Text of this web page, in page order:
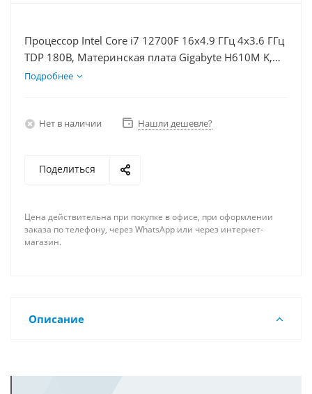
Процессор Intel Core i7 12700F 16x4.9 ГГц 4x3.6 ГГц
TDP 180В, Материнская плата Gigabyte H610M K,
Видеокарта RX 6650XT 8Гб, Память DDR4 16Gb,
Подробнее
Нет в наличии Нашли дешевле?
Поделиться
Цена действительна при покупке в офисе, при оформлении
заказа по телефону, через WhatsApp или через интернет-
магазин.
Описание